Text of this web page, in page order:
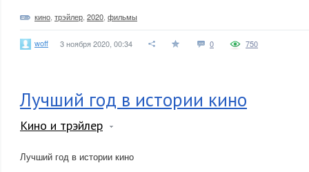
кино трэйлер 2020 фильмы
woff 3 ноября 2020, 00:34 0 750
Лучший год в истории кино
Кино и трэйлер
Лучший год в истории кино